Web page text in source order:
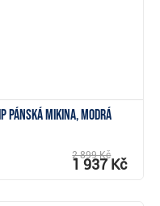
pánská mikina, modrá
2 899 Kč
1 937 Kč